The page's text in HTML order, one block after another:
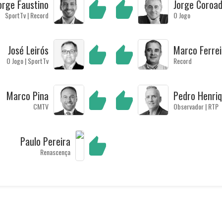
Faustino
SportTv | Record
Jorge
O Jogo
José Leirós
O Jogo | SportTv
Marco
Record
Marco Pina
CMTV
Pedro
Observador | RTP
Paulo Pereira
Renascença